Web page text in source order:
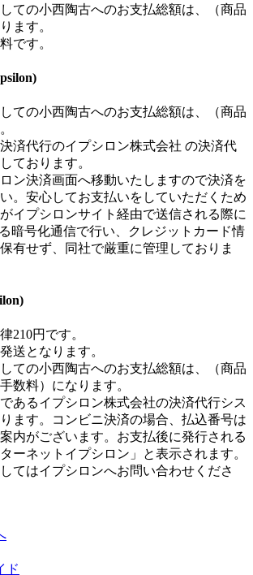
ての小西陶古へのお支払総額は、（商品
ます。
です。
ての小西陶古へのお支払総額は、（商品
済代行のイプシロン株式会社 の決済代
ております。
ン決済画面へ移動いたしますので決済を
。安心してお支払いをしていただくため
イプシロンサイト経由で送信される際に
暗号化通信で行い、クレジットカード情
有せず、同社で厳重に管理しておりま
210円です。
送となります。
ての小西陶古へのお支払総額は、（商品
数料）になります。
あるイプシロン株式会社の決済代行シス
ます。コンビニ決済の場合、払込番号は
内がございます。お支払後に発行される
ーネットイプシロン」と表示されます。
てはイプシロンへお問い合わせくださ
ド